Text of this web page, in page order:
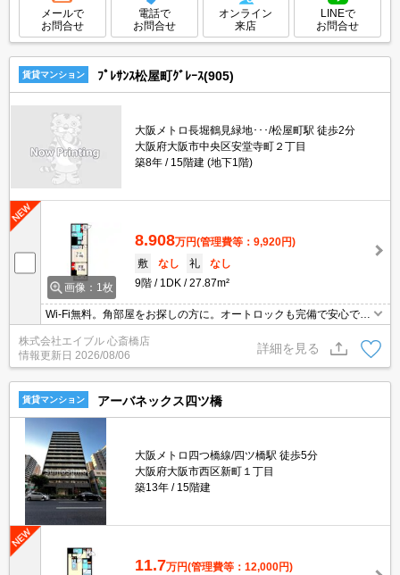
メールで
お問合せ
電話で
お問合せ
オンライン
来店
LINEで
お問合せ
賃貸マンション ﾌﾟﾚｻﾝｽ松屋町ｸﾞﾚｰｽ(905)
大阪メトロ長堀鶴見緑地･･･/松屋町駅 徒歩2分
大阪府大阪市中央区安堂寺町２丁目
築8年
15階建 (地下1階)
画像：1枚
8.908万円(管理費等：9,920円)
敷
なし 礼
なし
9階
1DK 27.87m²
Wi-Fi無料。角部屋をお探しの方に。オートロックも完備で安心です
ね。宅配ボックスあり。お問い合わせお待ちしております。退去時
清掃費40,000円。
株式会社エイブル 心斎橋店
情報更新日 2026/08/06
詳細を見る
賃貸マンション アーバネックス四ツ橋
大阪メトロ四つ橋線/四ツ橋駅 徒歩5分
大阪府大阪市西区新町１丁目
築13年
15階建
11.7万円(管理費等：12,000円)